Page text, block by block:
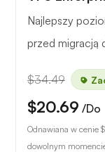
Najlepszy
przed migracją
$34.49
$20.69 /Do
Odnawiana w cenie
dowolnym